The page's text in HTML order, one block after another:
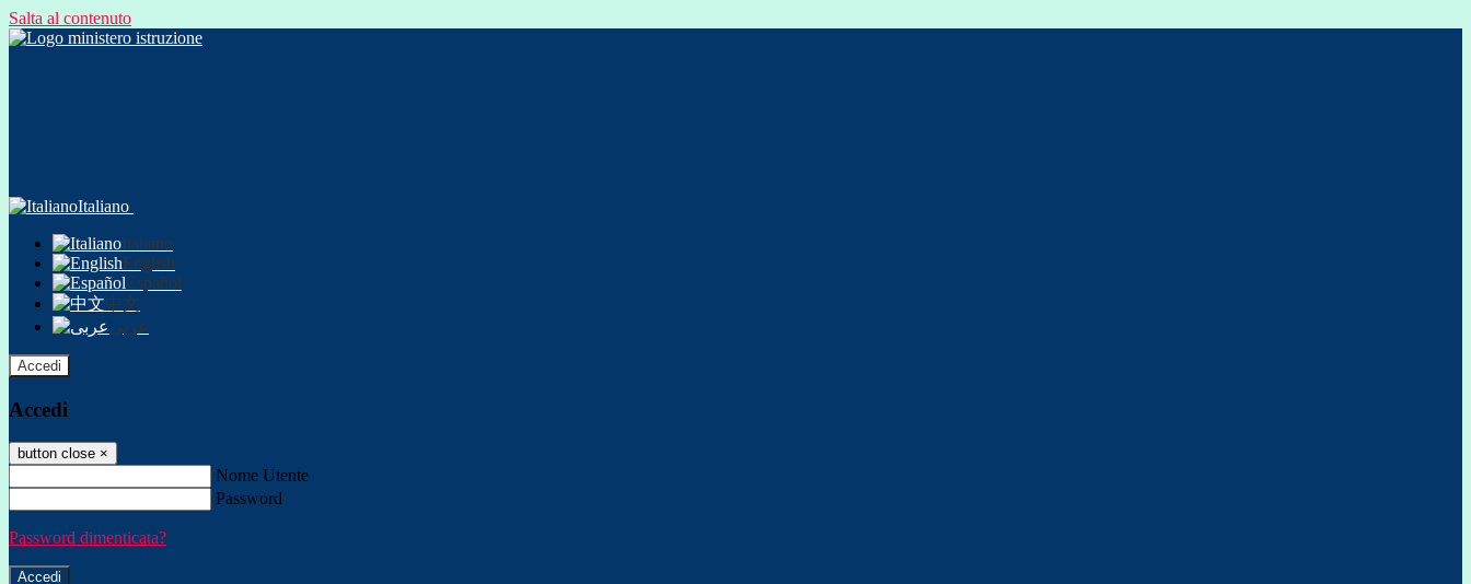
Salta al contenuto
Italiano
Italiano
English
Español
中文
عربى
Accedi
Accedi
button close ×
Nome Utente
Password
Password dimenticata?